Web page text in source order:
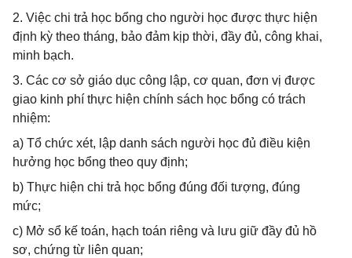
2. Việc chi trả học bổng cho người học được thực hiện
định kỳ theo tháng, bảo đảm kịp thời, đầy đủ, công khai,
minh bạch.
3. Các cơ sở giáo dục công lập, cơ quan, đơn vị được
giao kinh phí thực hiện chính sách học bổng có trách
nhiệm:
a) Tổ chức xét, lập danh sách người học đủ điều kiện
hưởng học bổng theo quy định;
b) Thực hiện chi trả học bổng đúng đối tượng, đúng
mức;
c) Mở sổ kế toán, hạch toán riêng và lưu giữ đầy đủ hồ
sơ, chứng từ liên quan;